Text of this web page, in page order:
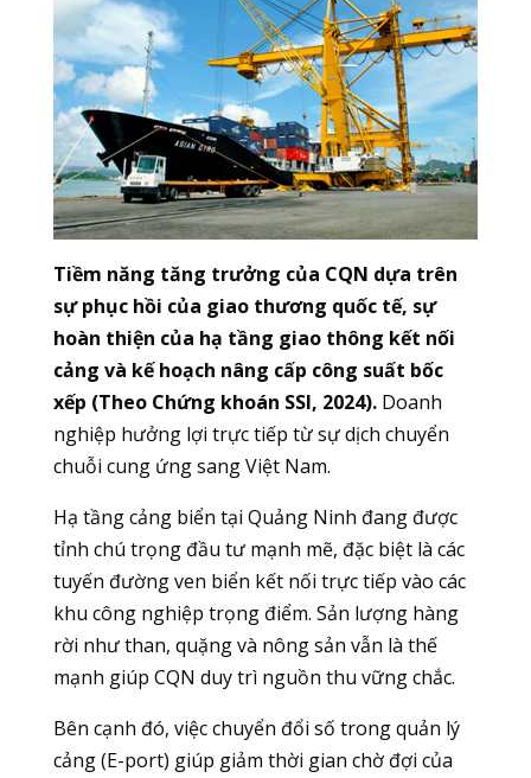
Tiềm năng tăng trưởng của CQN dựa trên
sự phục hồi của giao thương quốc tế, sự
hoàn thiện của hạ tầng giao thông kết nối
cảng và kế hoạch nâng cấp công suất bốc
xếp (Theo Chứng khoán SSI, 2024).Doanh
nghiệp hưởng lợi trực tiếp từ sự dịch chuyển
chuỗi cung ứng sang Việt Nam.
Hạ tầng cảng biển tại Quảng Ninh đang được
tỉnh chú trọng đầu tư mạnh mẽ, đặc biệt là các
tuyến đường ven biển kết nối trực tiếp vào các
khu công nghiệp trọng điểm. Sản lượng hàng
rời như than, quặng và nông sản vẫn là thế
mạnh giúp CQN duy trì nguồn thu vững chắc.
Bên cạnh đó, việc chuyển đổi số trong quản lý
cảng (E-port) giúp giảm thời gian chờ đợi của